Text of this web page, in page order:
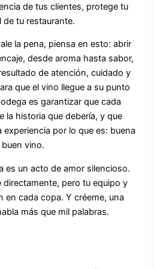
de tus clientes, protege tu
de tu restaurante.
la pena, piensa en esto: abrir
desde aroma hasta sabor,
de atención, cuidado y
que el vino llegue a su punto
es garantizar que cada
la historia que debería, y que
por lo que es: buena
vino.
es un acto de amor silencioso.
directamente, pero tu equipo y
en cada copa. Y créeme, una
más que mil palabras.